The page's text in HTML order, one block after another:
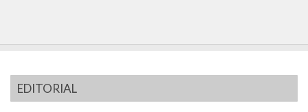
EDITORIAL